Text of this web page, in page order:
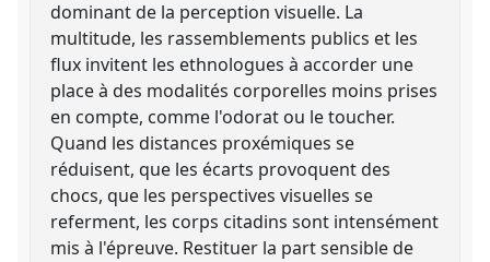
dominant de la perception visuelle. La
multitude, les rassemblements publics et les
flux invitent les ethnologues à accorder une
place à des modalités corporelles moins prises
en compte, comme l'odorat ou le toucher.
Quand les distances proxémiques se
réduisent, que les écarts provoquent des
chocs, que les perspectives visuelles se
referment, les corps citadins sont intensément
mis à l'épreuve. Restituer la part sensible de